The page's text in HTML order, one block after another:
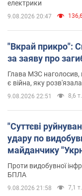
електрики
9.08.2026 20:47
"Вкрай прикро":
за заяву про
Глава МЗС наголосив,
є війна, яку
9.08.2026 22:51 8,6 т.
"Суттєві
удару по
майданчику
Проти видобувної
БПЛА
9.08.2026 21:58 7,1 т.